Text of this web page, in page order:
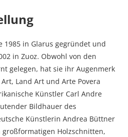
1985 in Glarus gegründet und
in Zuoz. Obwohl von den
gelegen, hat sie ihr Augenmerk
Land Art und Arte Povera
Künstler Carl Andre
Bildhauer des
Künstlerin Andrea Büttner
Holzschnitten,